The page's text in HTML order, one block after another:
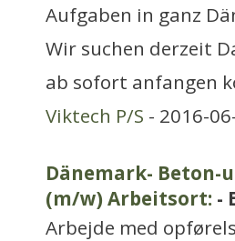
Aufgaben in ganz
Wir suchen derzeit
ab sofort anfangen
Viktech P/S - 2016-
Dänemark- Beton-
(m/w) Arbeitsort: -
Arbejde med